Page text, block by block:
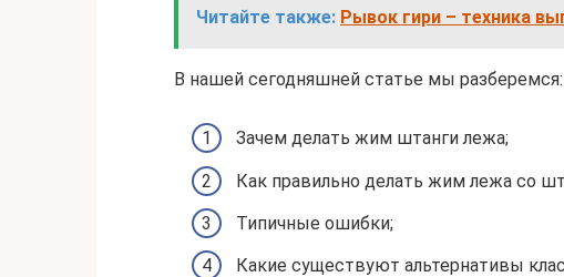
Читайте также: Рывок гири – техника
В нашей сегодняшней статье мы разберемся:
Зачем делать жим штанги лежа;
Как правильно делать жим лежа со
Типичные ошибки;
Какие существуют альтернативы